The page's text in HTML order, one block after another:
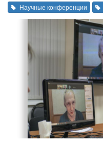
Научные конференции